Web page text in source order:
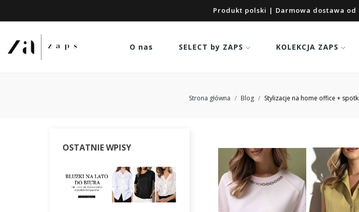
Produkt polski | Darmowa dostawa od
O nas SELECT by ZAPS KOLEKCJA ZAPS
Strona główna Blog Stylizacje na home office +
OSTATNIE WPISY